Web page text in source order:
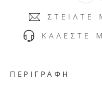
ΣΤΕΙΛΤΕ
ΚΑΛΕΣΤΕ
ΠΕΡΙΓΡΑΦΗ